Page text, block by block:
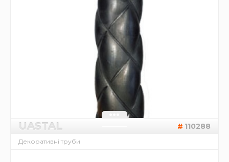
UASTAL 110288
Декоративні труби